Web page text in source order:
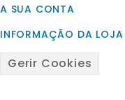
A SUA CONTA
INFORMAÇÃO DA LOJA
Gerir Cookies